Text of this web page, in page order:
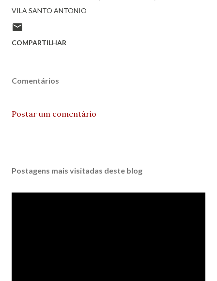
VILA SANTO ANTONIO
COMPARTILHAR
Comentários
Postar um comentário
Postagens mais visitadas deste blog